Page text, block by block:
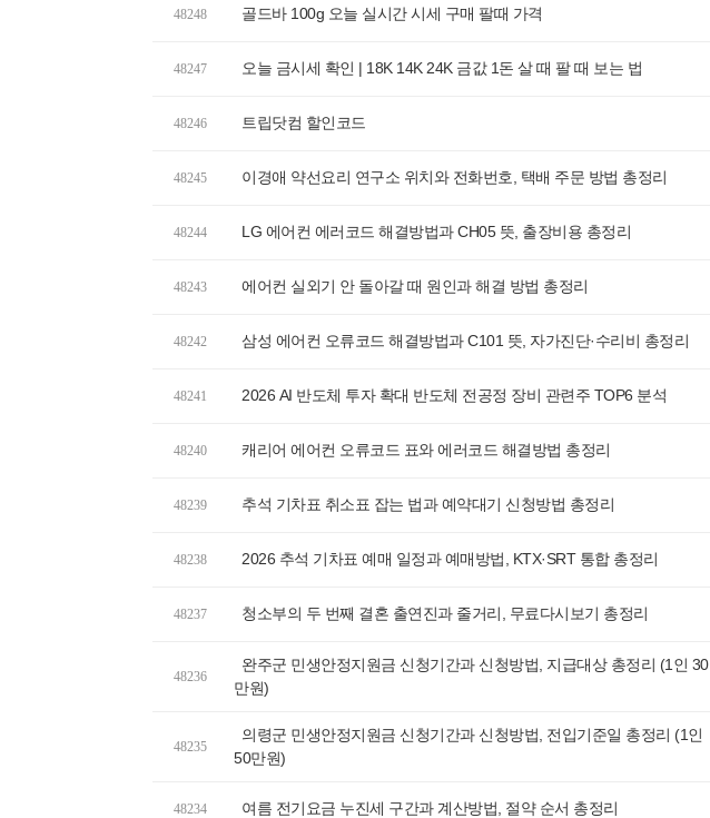
48248 골드바 100g 오늘 실시간 시세 구매 팔때 가격
48247 오늘 금시세 확인 | 18K 14K 24K 금값 1돈 살 때 팔 때 보는 법
48246 트립닷컴 할인코드
48245 이경애 약선요리 연구소 위치와 전화번호, 택배 주문 방법 총정리
48244 LG 에어컨 에러코드 해결방법과 CH05 뜻, 출장비용 총정리
48243 에어컨 실외기 안 돌아갈 때 원인과 해결 방법 총정리
48242 삼성 에어컨 오류코드 해결방법과 C101 뜻, 자가진단·수리비 총정리
48241 2026 AI 반도체 투자 확대 반도체 전공정 장비 관련주 TOP6 분석
48240 캐리어 에어컨 오류코드 표와 에러코드 해결방법 총정리
48239 추석 기차표 취소표 잡는 법과 예약대기 신청방법 총정리
48238 2026 추석 기차표 예매 일정과 예매방법, KTX·SRT 통합 총정리
48237 청소부의 두 번째 결혼 출연진과 줄거리, 무료다시보기 총정리
48236
완주군 민생안정지원금 신청기간과 신청방법, 지급대상 총정리 (1인 30
만원)
48235
의령군 민생안정지원금 신청기간과 신청방법, 전입기준일 총정리 (1인
50만원)
48234 여름 전기요금 누진세 구간과 계산방법, 절약 순서 총정리